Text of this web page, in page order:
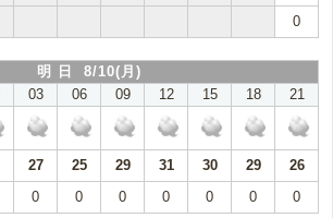
0
明 日 8/10(月)
03 06 09 12 15 18
21
27 25 29 31 30 29
26
0 0 0 0 0 0 0